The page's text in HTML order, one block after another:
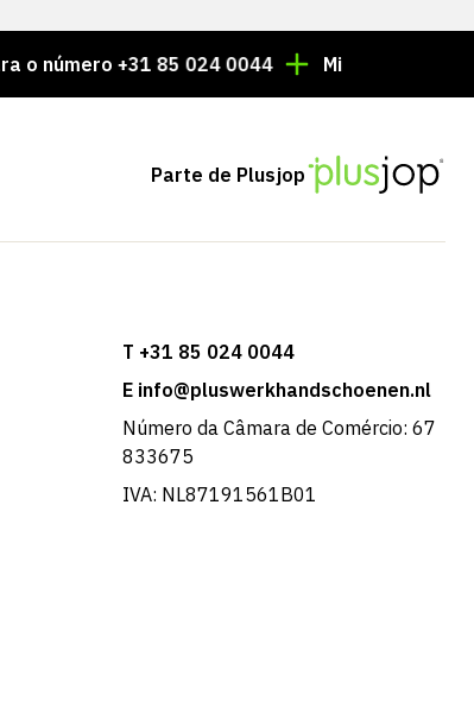
+31 85 024 0044 Milhares de artigos
Parte de Plusjop
T +31 85 024 0044
E info@pluswerkhandschoenen.nl
Número da Câmara de Comércio: 67
833675
IVA: NL87191561B01